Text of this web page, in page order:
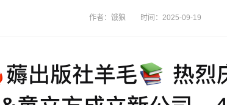
作者：饿狼 时间：2025-09-19